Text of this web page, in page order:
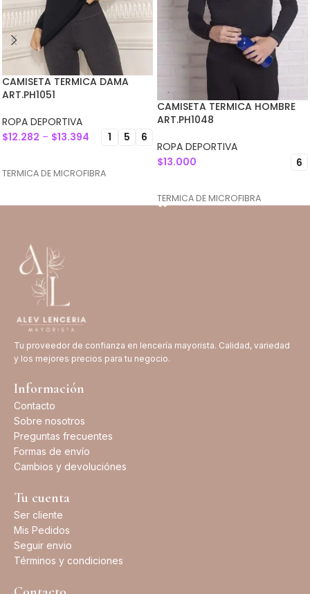
CAMISETA TERMICA DAMA
ART.PH1051
ROPA DEPORTIVA
$12.282 – $13.394 1 5 6
TERMICA DE MICROFIBRA
CAMISETA TERMICA HOMBRE
ART.PH1048
ROPA DEPORTIVA
$13.000 6
TERMICA DE MICROFIBRA
Tu proveedor de confianza en lencería mayorista. Calidad, variedad
y los mejores precios para tu negocio.
Información
Contacto
Sobre nosotros
Preguntas frecuentes
Formas de envío
Cambios y devoluciónes
Tu cuenta
Ser cliente
Mis Pedidos
Seguir envio
Términos y condiciones